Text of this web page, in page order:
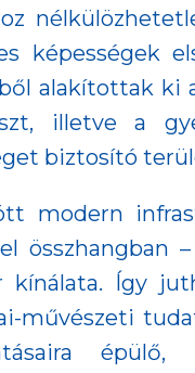
képességek
alakítottak ki
illetve a
biztosító
modern
összhangban
kínálata. Így
művészeti